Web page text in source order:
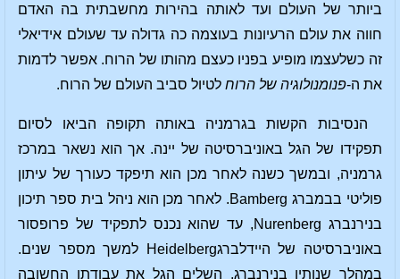
ביותר של העולם ועד לאותה בהירות מחשבתית בה האדם
חווה את עולם הרעיונות בעוצמה כה גדולה עד שעולם אידיאלי
זה כשלעצמו מופיע בפניו כעצם מהותו של הרוח. אפשר לדמות
את ה-פנומנולוגיה של הרוח לטיול סביב העולם של הרוח.
הנסיבות הקשות בגרמניה באותה תקופה הביאו לסיום
תפקידו של הגל באוניברסיטה של יינה. אך הוא נשאר במרכז
גרמניה, ובמשך כשנה לאחר מכן הוא תיפקד כעורך של עיתון
פוליטי בבמברג Bamberg. לאחר מכן הוא ניהל בית ספר תיכון
בנירנברג Nurenberg, עד שהוא נכנס לתפקיד של פרופסור
באוניברסיטה של היידלברגHeidelberg למשך מספר שנים.
במהלך שנותיו בנירנברג, השלים הגל את עבודתו החשובה